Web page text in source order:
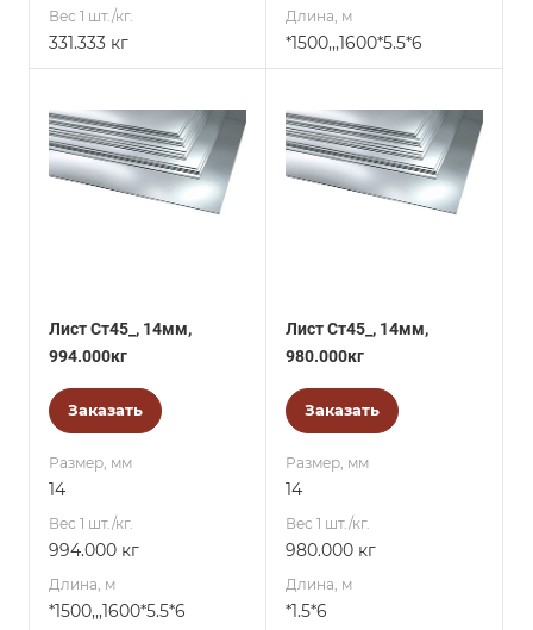
Вес 1 шт./кг.
331.333 кг
Длина, м
*1500,,,1600*5.5*6
Лист Ст45_, 14мм,
994.000кг
Заказать
Размер, мм
14
Вес 1 шт./кг.
994.000 кг
Длина, м
*1500,,,1600*5.5*6
Лист Ст45_, 14мм,
980.000кг
Заказать
Размер, мм
14
Вес 1 шт./кг.
980.000 кг
Длина, м
*1.5*6